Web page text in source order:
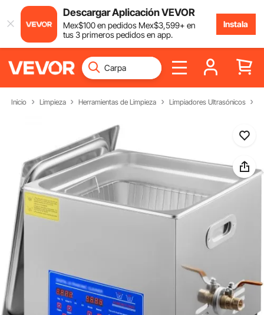
Descargar Aplicación VEVOR
Mex$100en pedidos Mex$3,599+ en
tus 3 primeros pedidos en app.
Instala
Inicio Limpieza Herramientas de Limpieza Limpiadores Ultrasónicos